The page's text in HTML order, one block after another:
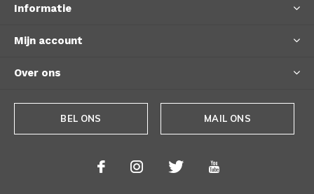
Informatie
Mijn account
Over ons
BEL ONS MAIL ONS